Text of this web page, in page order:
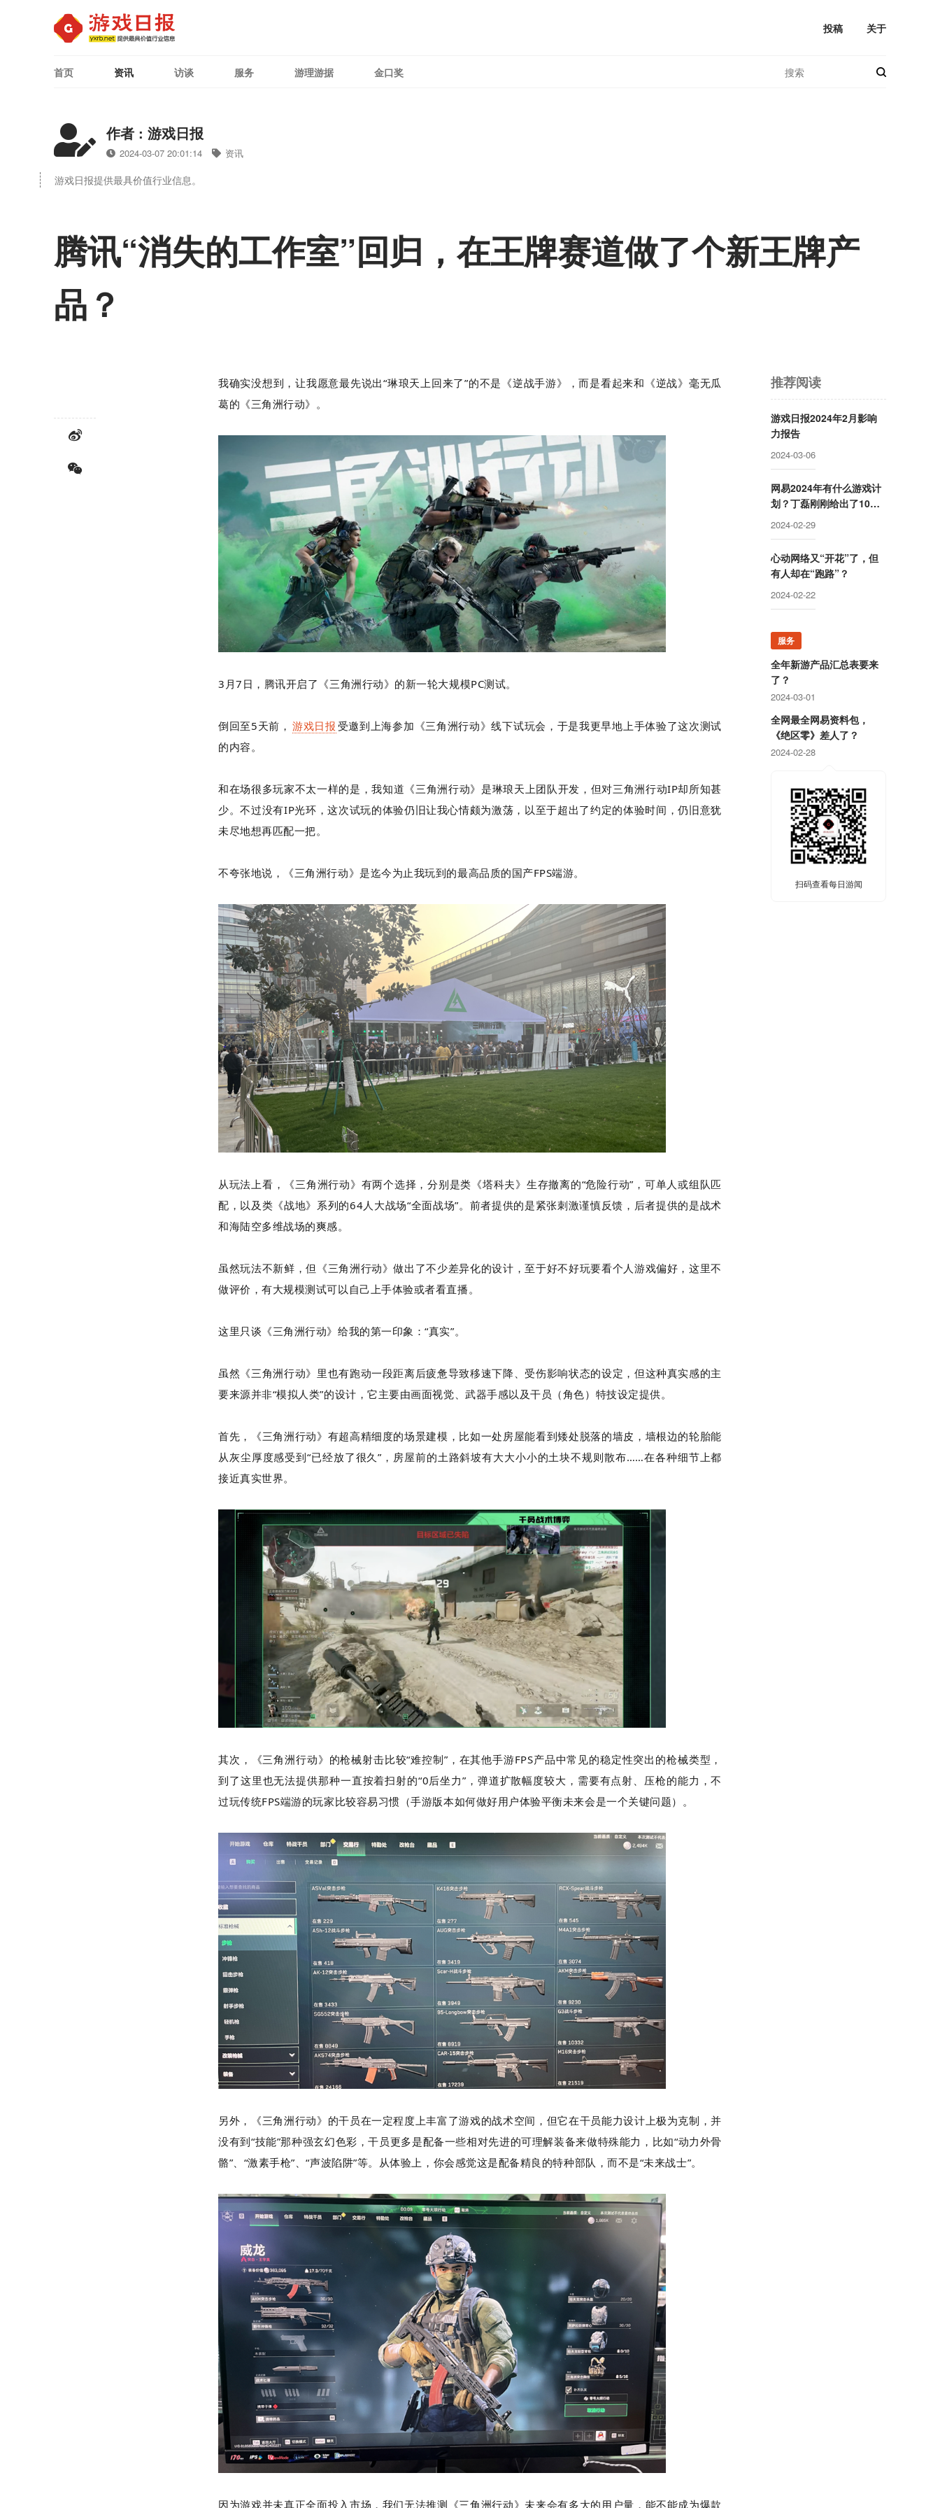
投稿 关于
首页 资讯 访谈 服务 游理游据 金口奖
作者 : 游戏日报
2024-03-07 20:01:14 资讯
游戏日报提供最具价值行业信息。
腾讯“消失的工作室”回归，在王牌赛道做了个新王牌产
品？
我确实没想到，让我愿意最先说出“琳琅天上回来了”的不是《逆战手游》，而是看起来和《逆战》毫无瓜
葛的《三角洲行动》。
3月7日，腾讯开启了《三角洲行动》的新一轮大规模PC测试。
倒回至5天前， 游戏日报 受邀到上海参加《三角洲行动》线下试玩会，于是我更早地上手体验了这次测试
的内容。
和在场很多玩家不太一样的是，我知道《三角洲行动》是琳琅天上团队开发，但对三角洲行动IP却所知甚
少。不过没有IP光环，这次试玩的体验仍旧让我心情颇为激荡，以至于超出了约定的体验时间，仍旧意犹
未尽地想再匹配一把。
不夸张地说，《三角洲行动》是迄今为止我玩到的最高品质的国产FPS端游。
从玩法上看，《三角洲行动》有两个选择，分别是类《塔科夫》生存撤离的“危险行动”，可单人或组队匹
配，以及类《战地》系列的64人大战场“全面战场”。前者提供的是紧张刺激谨慎反馈，后者提供的是战术
和海陆空多维战场的爽感。
虽然玩法不新鲜，但《三角洲行动》做出了不少差异化的设计，至于好不好玩要看个人游戏偏好，这里不
做评价，有大规模测试可以自己上手体验或者看直播。
这里只谈《三角洲行动》给我的第一印象：“真实”。
虽然《三角洲行动》里也有跑动一段距离后疲惫导致移速下降、受伤影响状态的设定，但这种真实感的主
要来源并非“模拟人类”的设计，它主要由画面视觉、武器手感以及干员（角色）特技设定提供。
首先，《三角洲行动》有超高精细度的场景建模，比如一处房屋能看到矮处脱落的墙皮，墙根边的轮胎能
从灰尘厚度感受到“已经放了很久”，房屋前的土路斜坡有大大小小的土块不规则散布……在各种细节上都
接近真实世界。
其次，《三角洲行动》的枪械射击比较“难控制”，在其他手游FPS产品中常见的稳定性突出的枪械类型，
到了这里也无法提供那种一直按着扫射的“0后坐力”，弹道扩散幅度较大，需要有点射、压枪的能力，不
过玩传统FPS端游的玩家比较容易习惯（手游版本如何做好用户体验平衡未来会是一个关键问题）。
另外，《三角洲行动》的干员在一定程度上丰富了游戏的战术空间，但它在干员能力设计上极为克制，并
没有到“技能”那种强玄幻色彩，干员更多是配备一些相对先进的可理解装备来做特殊能力，比如“动力外骨
骼”、“激素手枪”、“声波陷阱”等。从体验上，你会感觉这是配备精良的特种部队，而不是“未来战士”。
因为游戏并未真正全面投入市场，我们无法推测《三角洲行动》未来会有多大的用户量，能不能成为爆款
推荐阅读
游戏日报2024年2月影响
力报告
2024-03-06
网易2024年有什么游戏计
划？丁磊刚刚给出了10个
回答
2024-02-29
心动网络又“开花”了，但
有人却在“跑路”？
2024-02-22
服务
全年新游产品汇总表要来
了？
2024-03-01
全网最全网易资料包，
《绝区零》差人了？
2024-02-28
扫码查看每日游闻